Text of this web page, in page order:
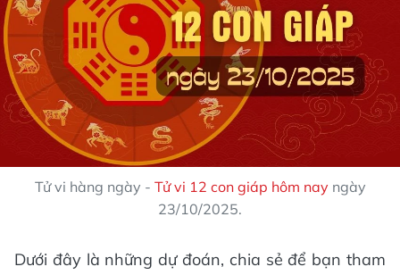
Tử vi hàng ngày - Tử vi 12 con giáp hôm nay ngày
23/10/2025.
Dưới đây là những dự đoán, chia sẻ để bạn tham